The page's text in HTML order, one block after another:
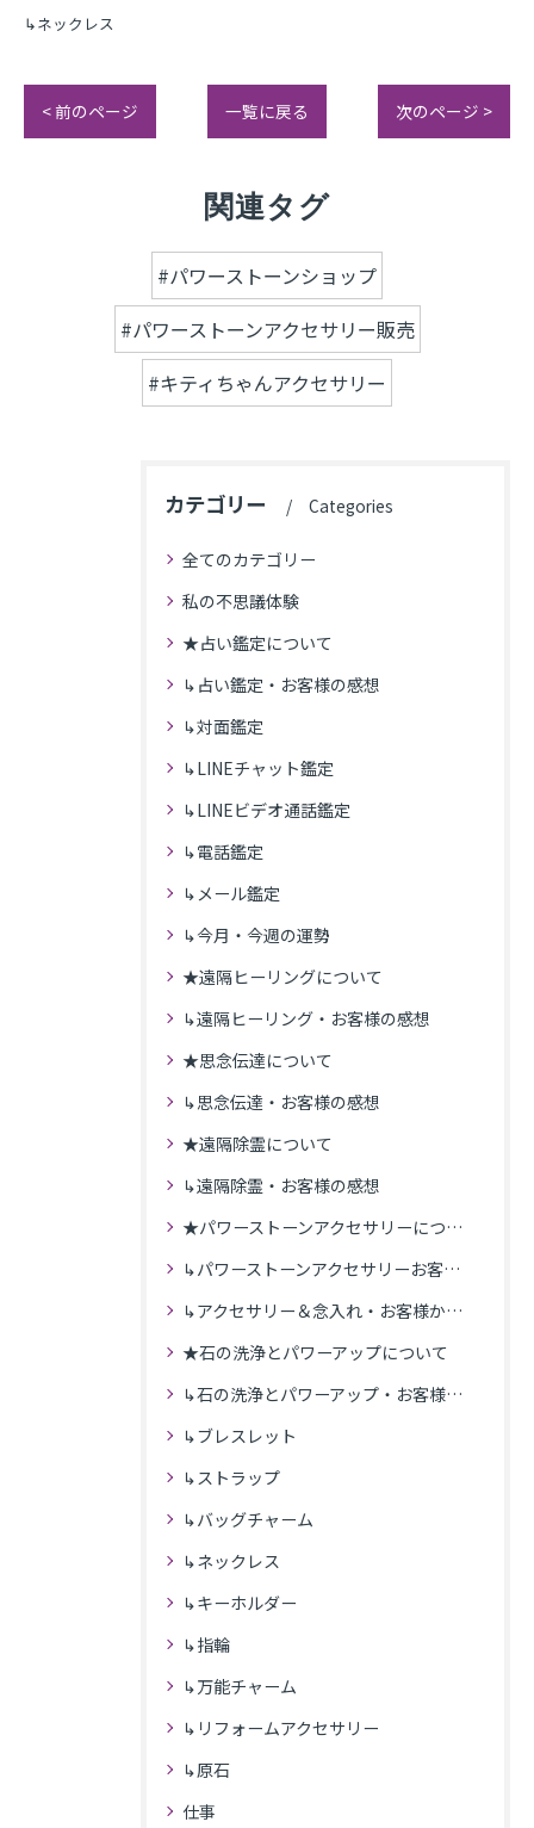
↳ネックレス
< 前のページ 一覧に戻る 次のページ >
関連タグ
#パワーストーンショップ
#パワーストーンアクセサリー販売
#キティちゃんアクセサリー
カテゴリー Categories
全てのカテゴリー
私の不思議体験
★占い鑑定について
↳占い鑑定・お客様の感想
↳対面鑑定
↳LINEチャット鑑定
↳LINEビデオ通話鑑定
↳電話鑑定
↳メール鑑定
↳今月・今週の運勢
★遠隔ヒーリングについて
↳遠隔ヒーリング・お客様の感想
★思念伝達について
↳思念伝達・お客様の感想
★遠隔除霊について
↳遠隔除霊・お客様の感想
★パワーストーンアクセサリーについて
↳パワーストーンアクセサリーお客様の発送商品一覧
↳アクセサリー＆念入れ・お客様からの感想
★石の洗浄とパワーアップについて
↳石の洗浄とパワーアップ・お客様の感想
↳ブレスレット
↳ストラップ
↳バッグチャーム
↳ネックレス
↳キーホルダー
↳指輪
↳万能チャーム
↳リフォームアクセサリー
↳原石
仕事